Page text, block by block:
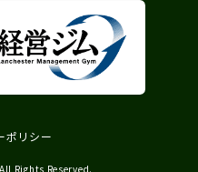
ポリシー
Rights Reserved.